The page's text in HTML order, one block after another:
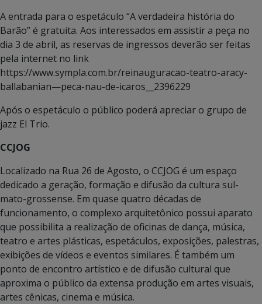
A entrada para o espetáculo “A verdadeira história do
Barão” é gratuita. Aos interessados em assistir a peça no
dia 3 de abril, as reservas de ingressos deverão ser feitas
pela internet no link
https://www.sympla.com.br/reinauguracao-teatro-aracy-
ballabanian—peca-nau-de-icaros__2396229
Após o espetáculo o público poderá apreciar o grupo de
jazz El Trio.
CCJOG
Localizado na Rua 26 de Agosto, o CCJOG é um espaço
dedicado a geração, formação e difusão da cultura sul-
mato-grossense. Em quase quatro décadas de
funcionamento, o complexo arquitetônico possui aparato
que possibilita a realização de oficinas de dança, música,
teatro e artes plásticas, espetáculos, exposições, palestras,
exibições de vídeos e eventos similares. É também um
ponto de encontro artístico e de difusão cultural que
aproxima o público da extensa produção em artes visuais,
artes cênicas, cinema e música.